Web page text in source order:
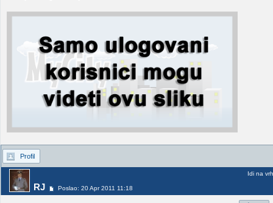
Profil
RJ Poslao: 20 Apr 2011 11:18
Idi na vrh